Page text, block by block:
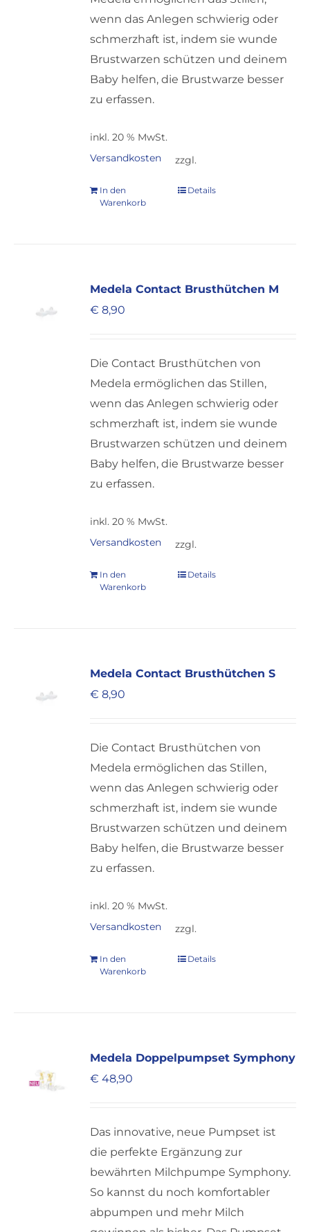
wenn das Anlegen schwierig oder
schmerzhaft ist, indem sie wunde
Brustwarzen schützen und deinem
Baby helfen, die Brustwarze besser
zu erfassen.
inkl. 20 % MwSt.
zzgl.
Versandkosten
In den
Warenkorb
Details
Medela Contact Brusthütchen M
€ 8,90
Die Contact Brusthütchen von
Medela ermöglichen das Stillen,
wenn das Anlegen schwierig oder
schmerzhaft ist, indem sie wunde
Brustwarzen schützen und deinem
Baby helfen, die Brustwarze besser
zu erfassen.
inkl. 20 % MwSt.
zzgl.
Versandkosten
In den
Warenkorb
Details
Medela Contact Brusthütchen S
€ 8,90
Die Contact Brusthütchen von
Medela ermöglichen das Stillen,
wenn das Anlegen schwierig oder
schmerzhaft ist, indem sie wunde
Brustwarzen schützen und deinem
Baby helfen, die Brustwarze besser
zu erfassen.
inkl. 20 % MwSt.
zzgl.
Versandkosten
In den
Warenkorb
Details
Medela Doppelpumpset Symphony
€ 48,90
Das innovative, neue Pumpset ist
die perfekte Ergänzung zur
bewährten Milchpumpe Symphony.
So kannst du noch komfortabler
abpumpen und mehr Milch